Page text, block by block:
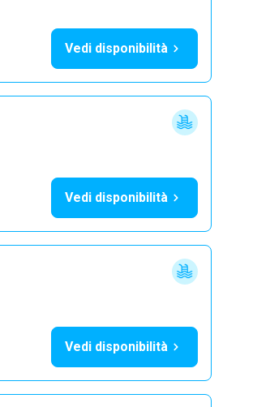
Vedi disponibilità
Vedi disponibilità
Vedi disponibilità